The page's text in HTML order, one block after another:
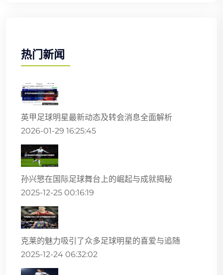
热门新闻
英甲足球明星最新动态及转会消息全面解析
2026-01-29 16:25:45
孙兴慜在国际足球舞台上的崛起与成就揭秘
2025-12-25 00:16:19
克莱的魅力吸引了众多足球明星的喜爱与追随
2025-12-24 06:32:02